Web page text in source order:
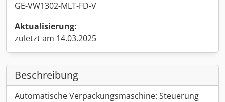
GE-VW1302-MLT-FD-V
Aktualisierung:
zuletzt am 14.03.2025
Beschreibung
Automatische Verpackungsmaschine: Steuerung